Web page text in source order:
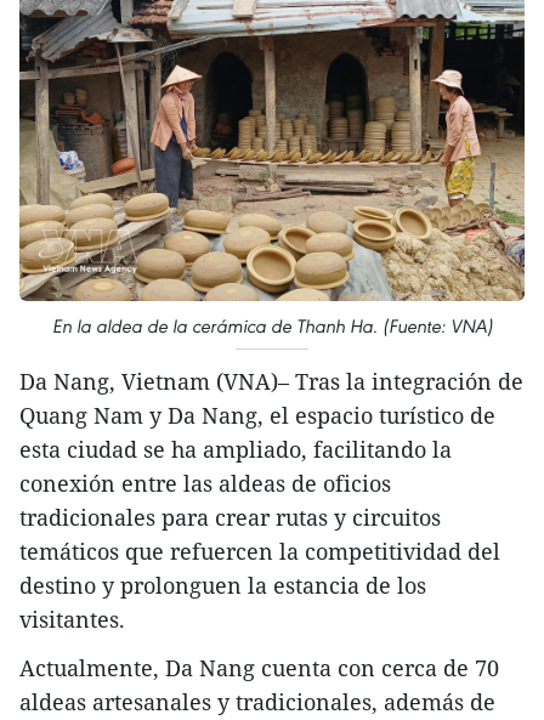
En la aldea de la cerámica de Thanh Ha. (Fuente: VNA)
Da Nang, Vietnam (VNA)– Tras la integración de
Quang Nam y Da Nang, el espacio turístico de
esta ciudad se ha ampliado, facilitando la
conexión entre las aldeas de oficios
tradicionales para crear rutas y circuitos
temáticos que refuercen la competitividad del
destino y prolonguen la estancia de los
visitantes.
Actualmente, Da Nang cuenta con cerca de 70
aldeas artesanales y tradicionales, además de